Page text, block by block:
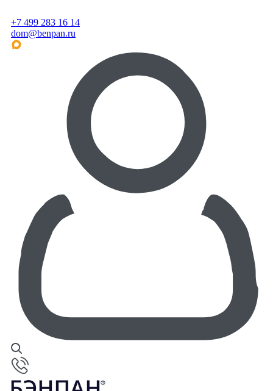
+7 499 283 16 14
dom@benpan.ru